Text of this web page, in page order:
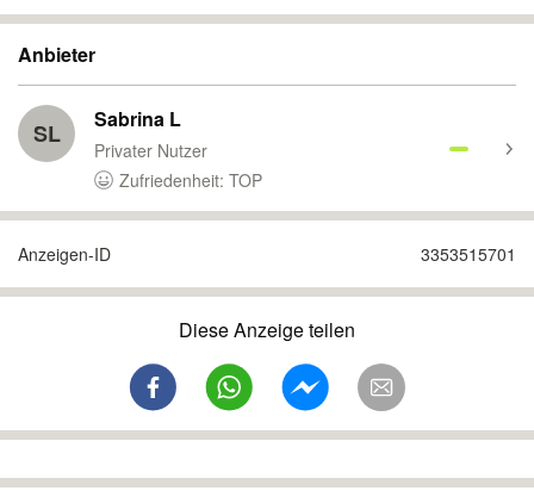
Anbieter
SL Sabrina L
Privater Nutzer
Zufriedenheit: TOP
Anzeigen-ID 3353515701
Diese Anzeige teilen